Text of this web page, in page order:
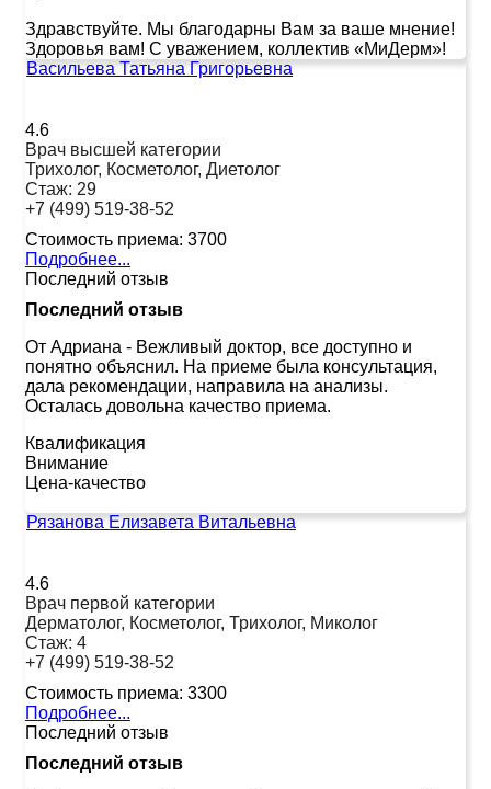
Здравствуйте. Мы благодарны Вам за ваше мнение!
Здоровья вам! С уважением, коллектив «МиДерм»!
Васильева Татьяна Григорьевна
4.6
Врач высшей категории
Трихолог, Косметолог, Диетолог
Стаж: 29
+7 (499) 519-38-52
Стоимость приема: 3700
Подробнее...
Последний отзыв
Последний отзыв
От Адриана - Вежливый доктор, все доступно и
понятно объяснил. На приеме была консультация,
дала рекомендации, направила на анализы.
Осталась довольна качество приема.
Квалификация
Внимание
Цена-качество
Рязанова Елизавета Витальевна
4.6
Врач первой категории
Дерматолог, Косметолог, Трихолог, Миколог
Стаж: 4
+7 (499) 519-38-52
Стоимость приема: 3300
Подробнее...
Последний отзыв
Последний отзыв